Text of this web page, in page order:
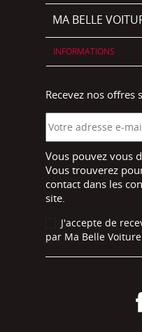
MA BELLE
INFORMATIONS
Recevez nos offres
Vous pouvez vous
Vous trouverez
contact dans les
site.
J'accepte de
par Ma Belle Voiture